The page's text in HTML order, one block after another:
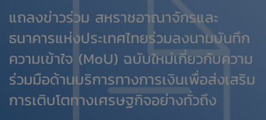
แถลงข่าวร่วม สหราชอาณาจักรและ
ธนาคารแห่งประเทศไทยร่วมลงนามบันทึก
ความเข้าใจ (MoU) ฉบับใหม่เกี่ยวกับความ
ร่วมมือด้านบริการทางการเงินเพื่อส่งเสริม
การเติบโตทางเศรษฐกิจอย่างทั่วถึง